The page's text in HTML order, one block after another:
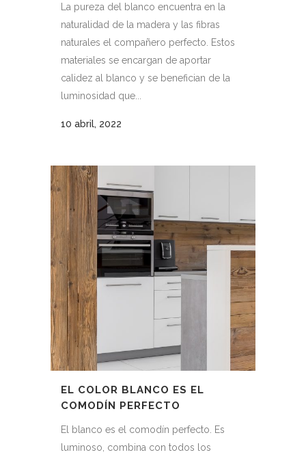
La pureza del blanco encuentra en la
naturalidad de la madera y las fibras
naturales el compañero perfecto. Estos
materiales se encargan de aportar
calidez al blanco y se benefician de la
luminosidad que...
10 abril, 2022
EL COLOR BLANCO ES EL
COMODÍN PERFECTO
El blanco es el comodín perfecto. Es
luminoso, combina con todos los